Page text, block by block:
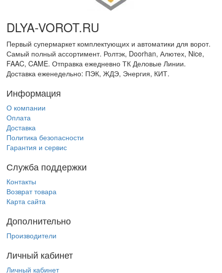
DLYA-VOROT.RU
Первый супермаркет комплектующих и автоматики для ворот.
Самый полный ассортимент. Ролтэк, Doorhan, Алютех, Nice,
FAAC, CAME. Отправка ежедневно ТК Деловые Линии.
Доставка еженедельно: ПЭК, ЖДЭ, Энергия, КИТ.
Информация
О компании
Оплата
Доставка
Политика безопасности
Гарантия и сервис
Служба поддержки
Контакты
Возврат товара
Карта сайта
Дополнительно
Производители
Личный кабинет
Личный кабинет